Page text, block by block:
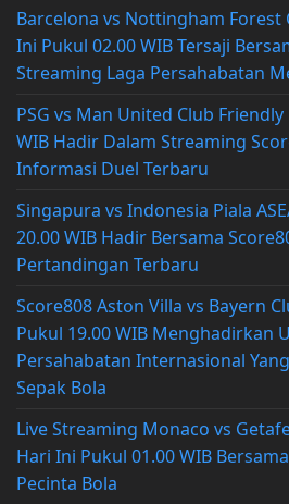
Barcelona vs Nottingham Forest
Ini Pukul 02.00 WIB Tersaji
Streaming Laga Persahabatan
PSG vs Man United Club
WIB Hadir Dalam Streaming
Informasi Duel Terbaru
Singapura vs Indonesia Piala
20.00 WIB Hadir Bersama
Pertandingan Terbaru
Score808 Aston Villa vs Bayern
Pukul 19.00 WIB Menghadirkan
Persahabatan Internasional
Sepak Bola
Live Streaming Monaco vs
Hari Ini Pukul 01.00 WIB
Pecinta Bola